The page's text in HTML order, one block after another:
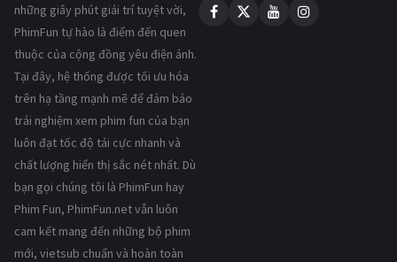
những giây phút giải trí tuyệt vời,
PhimFun tự hào là điểm đến quen
thuộc của cộng đồng yêu điện ảnh.
Tại đây, hệ thống được tối ưu hóa
trên hạ tầng mạnh mẽ để đảm bảo
trải nghiệm xem phim fun của bạn
luôn đạt tốc độ tải cực nhanh và
chất lượng hiển thị sắc nét nhất. Dù
bạn gọi chúng tôi là PhimFun hay
Phim Fun, PhimFun.net vẫn luôn
cam kết mang đến những bộ phim
mới, vietsub chuẩn và hoàn toàn